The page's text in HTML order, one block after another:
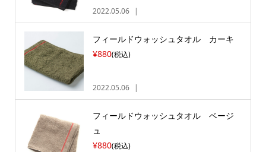
2022.05.06
フィールドウォッシュタオル カーキ
¥880(税込)
2022.05.06
フィールドウォッシュタオル ベージ
ュ
¥880(税込)